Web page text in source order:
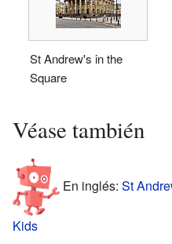
St Andrew's in the
Square
Véase también
En inglés: St
Kids